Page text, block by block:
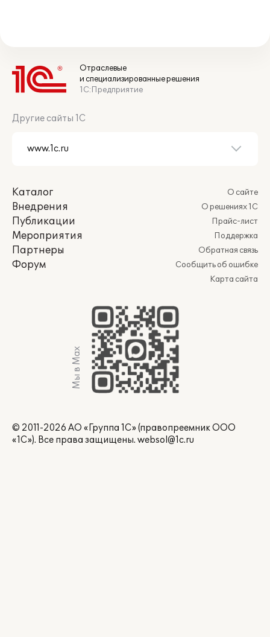
Отраслевые
и специализированные решения
1С:Предприятие
Другие сайты 1С
Каталог
Внедрения
Публикации
Мероприятия
Партнеры
Форум
О сайте
О решениях 1С
Прайс-лист
Поддержка
Обратная связь
Сообщить об ошибке
Карта сайта
Мы в Max
© 2011-2026 АО «Группа 1С» (правопреемник ООО
«1С»). Все права защищены. websol@1c.ru